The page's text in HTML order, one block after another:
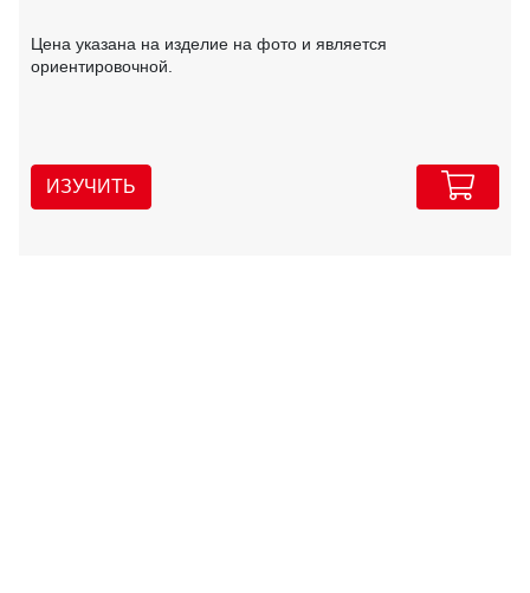
Цена указана на изделие на фото и является
ориентировочной.
ИЗУЧИТЬ